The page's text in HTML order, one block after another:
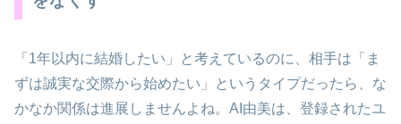
「1年以内に結婚したい」と考えているのに、相手は「ま
ずは誠実な交際から始めたい」というタイプだったら、な
かなか関係は進展しませんよね。AI由美は、登録されたユ